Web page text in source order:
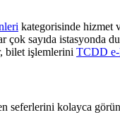
kategorisinde hizmet
sayıda istasyonda
bilet işlemlerini TCDD
seferlerini kolayca